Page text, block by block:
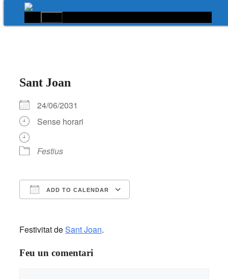
Sant Joan
24/06/2031
Sense horari
Festius
ADD TO CALENDAR
Festivitat deSant Joan.
Feu un comentari